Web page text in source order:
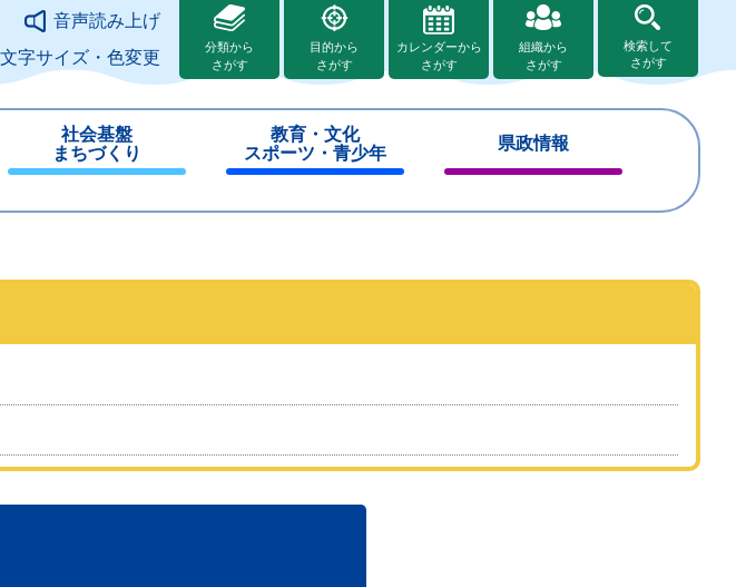
本文へ音声読み上げ
文字サイズ・色変更
分類から
さがす
目的から
さがす
カレンダーから
さがす
組織から
さがす
検索して
さがす
社会基盤
まちづくり
じ
教育・文化
スポーツ・青少年
じ
県政情報
じ